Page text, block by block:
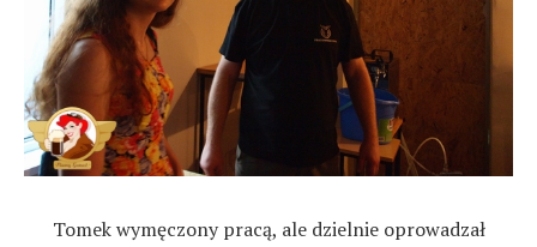
Tomek wymęczony pracą, ale dzielnie oprowadzał